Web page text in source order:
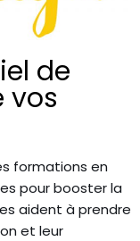
de
vos
formations en
pour booster la
aident à prendre
et leur